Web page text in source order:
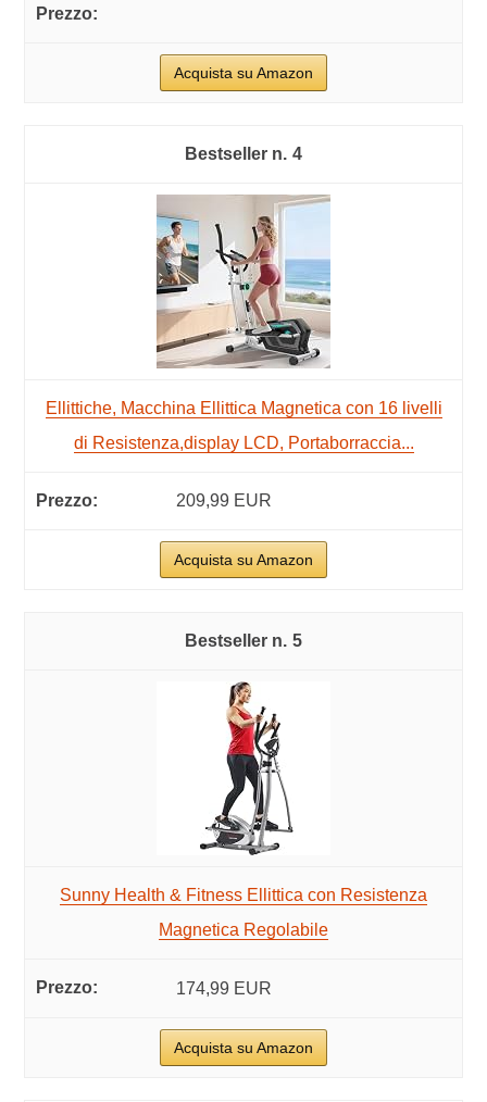
Acquista su Amazon
4
Ellittiche, Macchina Ellittica Magnetica con 16 livelli
di Resistenza,display LCD, Portaborraccia...
209,99 EUR
Acquista su Amazon
5
Sunny Health & Fitness Ellittica con Resistenza
Magnetica Regolabile
174,99 EUR
Acquista su Amazon